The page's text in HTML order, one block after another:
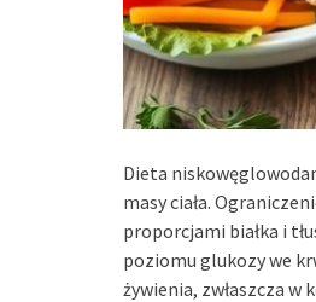
Dieta
masy ciała.
proporcjami białka i
poziomu glukozy we
żywienia, zwłaszcza